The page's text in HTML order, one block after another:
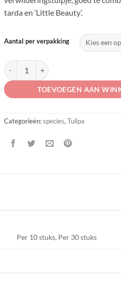
€13,50
tarda en ‘Little Beauty’.
Aantal per verpakking
Tulipa diverse species 'Little Princess'
TOEVOEGEN AAN
Categorieën:species,Tulipa
Per 10 stuks, Per 30 stuks